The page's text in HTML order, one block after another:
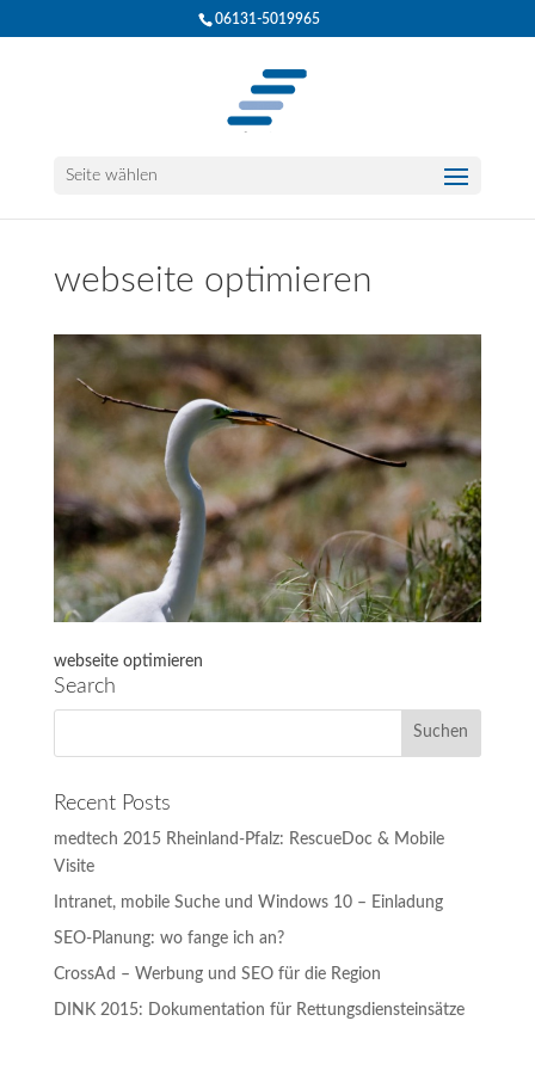
06131-5019965
Seite wählen
webseite optimieren
webseite optimieren
Search
Recent Posts
medtech 2015 Rheinland-Pfalz: RescueDoc & Mobile
Visite
Intranet, mobile Suche und Windows 10 – Einladung
SEO-Planung: wo fange ich an?
CrossAd – Werbung und SEO für die Region
DINK 2015: Dokumentation für Rettungsdiensteinsätze